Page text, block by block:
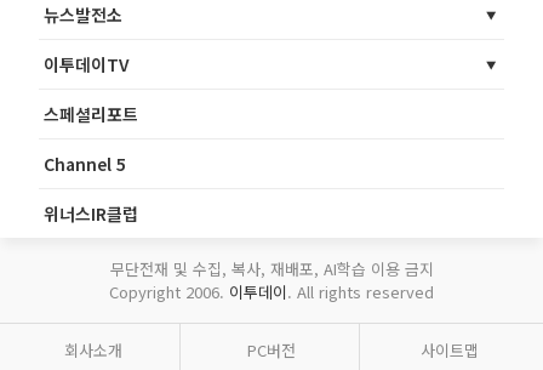
뉴스발전소
이투데이TV
스페셜리포트
Channel 5
위너스IR클럽
무단전재 및 수집, 복사, 재배포, AI학습 이용 금지
Copyright 2006. 이투데이. All rights reserved
회사소개 PC버전 사이트맵